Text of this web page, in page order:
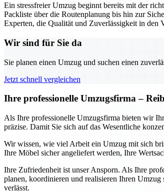
Ein stressfreier Umzug beginnt bereits mit der
Packliste über die Routenplanung bis hin zur
Experten, die Qualität und Zuverlässigkeit in den
Wir sind für Sie da
Sie planen einen Umzug und suchen einen
Jetzt schnell vergleichen
Ihre professionelle Umzugsfirma –
Als Ihre professionelle Umzugsfirma bieten wir
präzise. Damit Sie sich auf das Wesentliche
Wir wissen, wie viel Arbeit ein Umzug mit sich
Ihre Möbel sicher angeliefert werden, Ihre
Ihre Zufriedenheit ist unser Ansporn. Als Ihre
planen, koordinieren und realisieren Ihren
verlässt.